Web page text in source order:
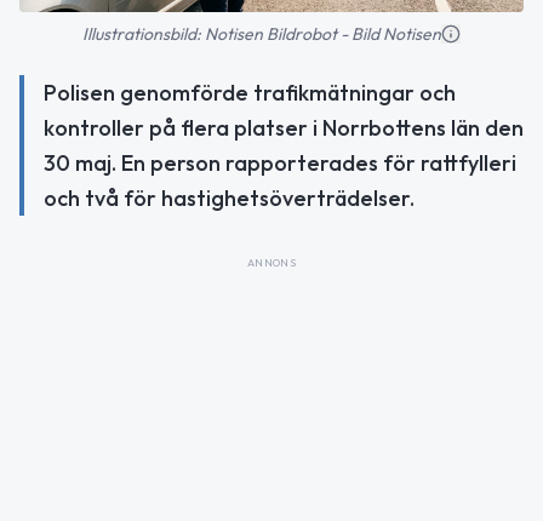
Illustrationsbild: Notisen Bildrobot - Bild Notisen
Polisen genomförde trafikmätningar och
kontroller på flera platser i Norrbottens län den
30 maj. En person rapporterades för rattfylleri
och två för hastighetsöverträdelser.
ANNONS